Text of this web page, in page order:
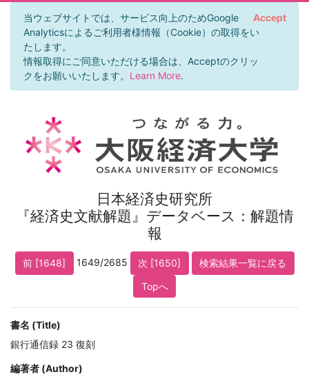
当ウェブサイトでは、サービス向上のためGoogle
Analyticsによるご利用者様情報（Cookie）の取得をい
たします。
情報取得にご同意いただける場合は、Acceptのクリッ
クをお願いいたします。 Learn More.
Accept
日本経済史研究所
『経済史文献解題』データベース：解題情
報
前 [1648] 1649/2685 次 [1650]
検索結果一覧に戻る
Topへ
書名 (Title)
銀行通信録 23 復刻
編著者 (Author)